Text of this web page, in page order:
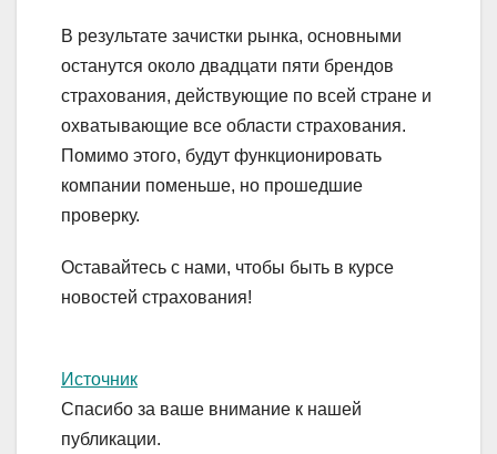
В результате зачистки рынка, основными
останутся около двадцати пяти брендов
страхования, действующие по всей стране и
охватывающие все области страхования.
Помимо этого, будут функционировать
компании поменьше, но прошедшие
проверку.
Оставайтесь с нами, чтобы быть в курсе
новостей страхования!
Источник
Спасибо за ваше внимание к нашей
публикации.